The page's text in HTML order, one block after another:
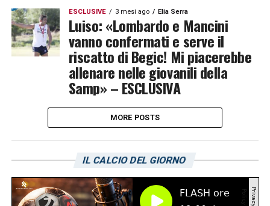
ESCLUSIVE 3 mesi ago Elia Serra
Luiso: «Lombardo e Mancini
vanno confermati e serve il
riscatto di Begic! Mi piacerebbe
allenare nelle giovanili della
Samp» – ESCLUSIVA
MORE POSTS
IL CALCIO DEL GIORNO